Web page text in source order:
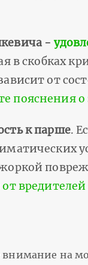
-
в скобках
от
пояснения
к парше.
внимание на